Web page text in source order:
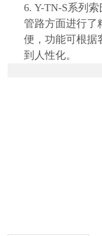
6. Y-TN-S系列
管路方面进行了
便，功能可根据
到人性化。